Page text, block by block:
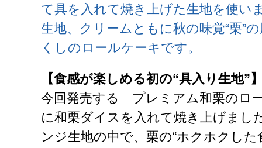
て具を入れて焼き上げた生地を使い
生地、クリームともに秋の味覚“栗”
くしのロールケーキです。
【食感が楽しめる初の“具入り生地”
今回発売する「プレミアム和栗のロ
に和栗ダイスを入れて焼き上げまし
ンジ生地の中で、栗の“ホクホクし